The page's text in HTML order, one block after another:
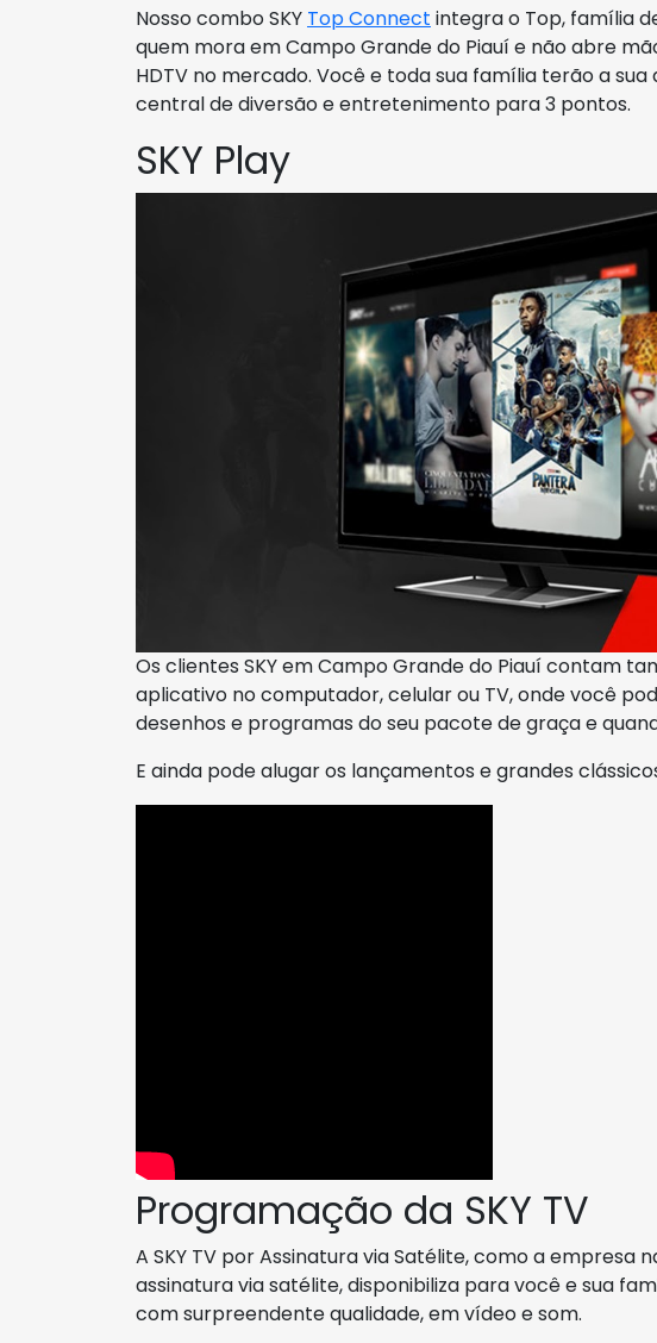
Nosso combo SKY Top Connect integra o Top, família
quem mora em Campo Grande do Piauí e não abre
HDTV no mercado. Você e toda sua família terão a
central de diversão e entretenimento para 3 pontos.
SKY Play
Os clientes SKY em Campo Grande do Piauí contam
aplicativo no computador, celular ou TV, onde você
desenhos e programas do seu pacote de graça e
E ainda pode alugar os lançamentos e grandes
Programação da SKY TV
A SKY TV por Assinatura via Satélite, como a empresa
assinatura via satélite, disponibiliza para você e sua
com surpreendente qualidade, em vídeo e som.